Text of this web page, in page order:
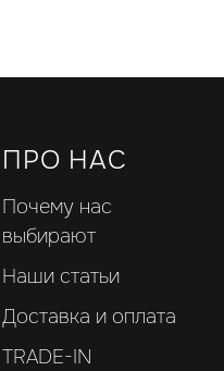
ПРО НАС
Почему нас
выбирают
Наши статьи
Доставка и оплата
TRADE-IN